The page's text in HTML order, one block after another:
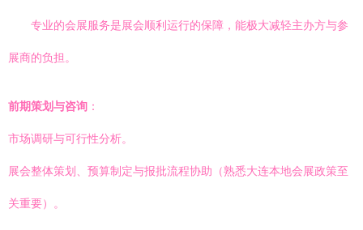
专业的会展服务是展会顺利运行的保障，能极大减轻主办方与参
展商的负担。
前期策划与咨询 ：
市场调研与可行性分析。
展会整体策划、预算制定与报批流程协助（熟悉大连本地会展政策至
关重要）。